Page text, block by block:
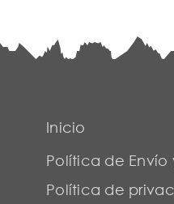
Inicio
Política de Envío
Política de